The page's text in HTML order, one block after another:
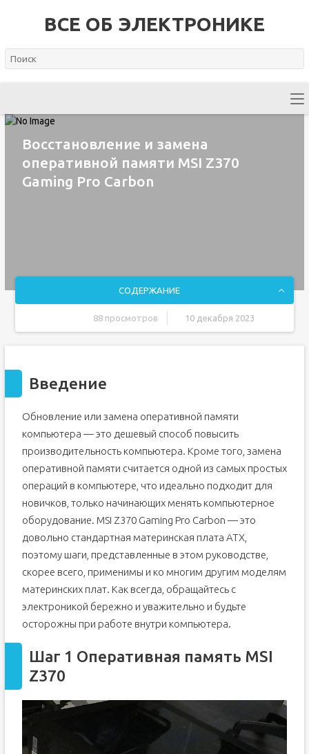
ВСЕ ОБ ЭЛЕКТРОНИКЕ
Восстановление и замена
оперативной памяти MSI Z370
Gaming Pro Carbon
СОДЕРЖАНИЕ
88 просмотров 10 декабря 2023
Шаг 2
Шаг 4
Шаг 5
Шаг 6
Шаг 7
Введение
Обновление или замена оперативной памяти
компьютера — это дешевый способ повысить
производительность компьютера. Кроме того, замена
оперативной памяти считается одной из самых простых
операций в компьютере, что идеально подходит для
новичков, только начинающих менять компьютерное
оборудование. MSI Z370 Gaming Pro Carbon — это
довольно стандартная материнская плата ATX,
поэтому шаги, представленные в этом руководстве,
скорее всего, применимы и ко многим другим моделям
материнских плат. Как всегда, обращайтесь с
электроникой бережно и уважительно и будьте
осторожны при работе внутри компьютера.
Шаг 1 Оперативная память MSI
Z370